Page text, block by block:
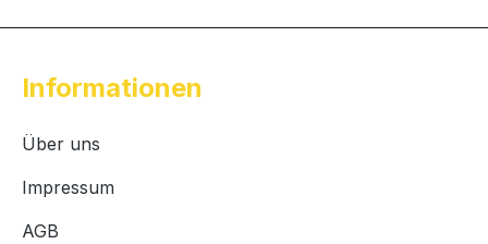
Informationen
Über uns
Impressum
AGB